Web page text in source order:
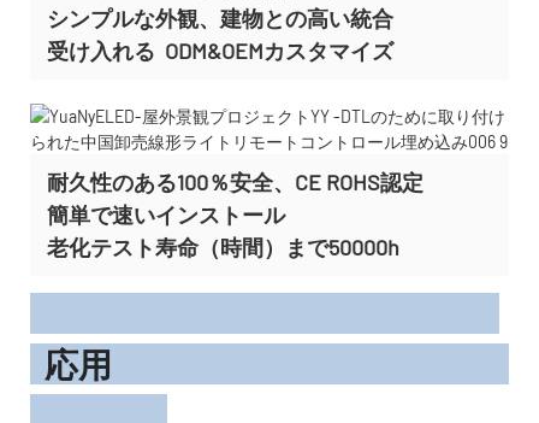
シンプルな外観、建物との高い統合
受け入れる ODM&OEMカスタマイズ
耐久性のある100％安全、CE ROHS認定
簡単で速いインストール
老化テスト寿命（時間）まで50000h
応用